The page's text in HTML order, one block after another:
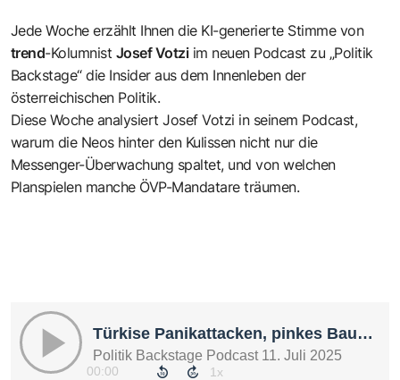
Jede Woche erzählt Ihnen die KI-generierte Stimme von
trend-Kolumnist Josef Votziim neuen Podcast zu „Politik
Backstage“ die Insider aus dem Innenleben der
österreichischen Politik.
Diese Woche analysiert Josef Votzi in seinem Podcast,
warum die Neos hinter den Kulissen nicht nur die
Messenger-Überwachung spaltet, und von welchen
Planspielen manche ÖVP-Mandatare träumen.